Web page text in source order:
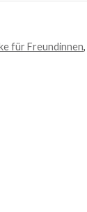
für Freundinnen,